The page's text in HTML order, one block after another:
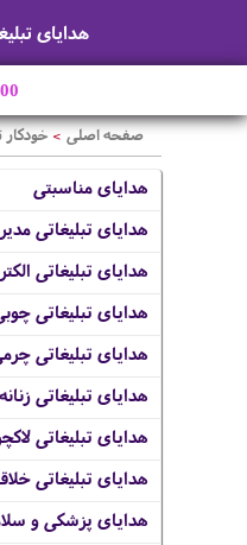
هدایای
صفحه اصلی > خودکار
هدایای مناسبتی
هدایای تبلیغاتی
هدایای تبلیغاتی
هدایای تبلیغاتی
هدایای تبلیغاتی
هدایای تبلیغاتی زنانه
هدایای تبلیغاتی
هدایای تبلیغاتی
هدایای پزشکی و